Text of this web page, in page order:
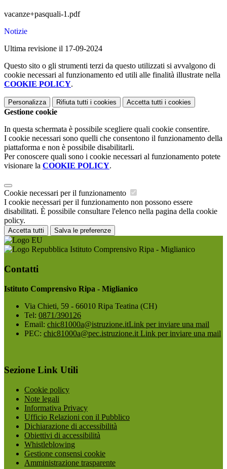
vacanze+pasquali-1.pdf
Notizie
Ultima revisione il 17-09-2024
Questo sito o gli strumenti terzi da questo utilizzati si avvalgono di
cookie necessari al funzionamento ed utili alle finalità illustrate nella
COOKIE POLICY.
Personalizza Rifiuta tutti i cookies Accetta tutti i cookies
Gestione cookie
In questa schermata è possibile scegliere quali cookie consentire.
I cookie necessari sono quelli che consentono il funzionamento della
piattaforma e non è possibile disabilitarli.
Per conoscere quali sono i cookie necessari al funzionamento potete
visionare la COOKIE POLICY.
Cookie necessari per il funzionamento
I cookie necessari per il funzionamento non possono essere
disabilitati. È possibile consultare l'elenco nella pagina della cookie
policy.
Accetta tutti Salva le preferenze
Istituto Comprensivo Ripa - Miglianico
Contatti
Istituto Comprensivo Ripa - Miglianico
Via Chieti, 59 - 66010 Ripa Teatina (CH)
Tel: 0871/390126
Email: chic81000a@istruzione.itLink per inviare una mail
PEC: chic81000a@pec.istruzione.it Link per inviare una mail
Sezione Link Utili
Cookie policy
Note legali
Informativa Privacy
Ufficio Relazioni con il Pubblico
Dichiarazione di accessibilità
Obiettivi di accessibilità
Whistleblowing
Gestione consensi cookie
Amministrazione trasparente